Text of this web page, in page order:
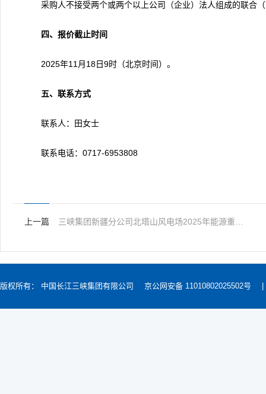
采购人不接受两个或两个以上公司（企业）法人组成的联合
四、报价截止时间
2025年11月18日9时（北京时间）。
五、联系方式
联系人：田女士
联系电话：0717-6953808
上一篇
版权所有： 中国长江三峡集团有限公司 京公网安备 11010802025502号